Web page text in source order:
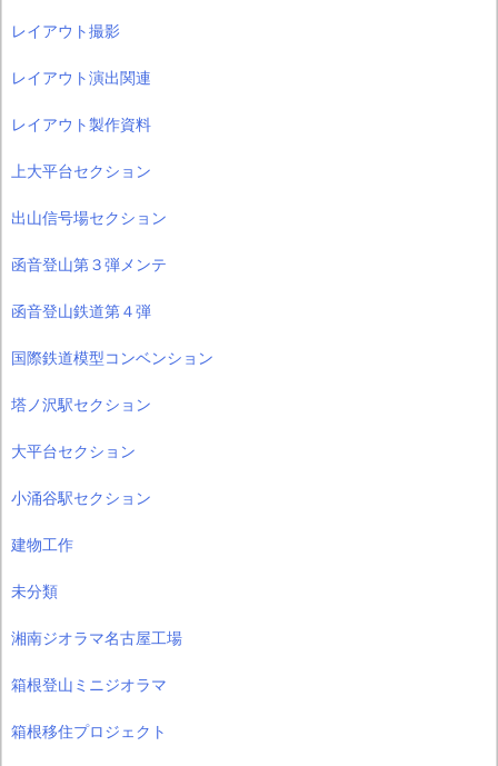
レイアウト撮影
レイアウト演出関連
レイアウト製作資料
上大平台セクション
出山信号場セクション
函音登山第３弾メンテ
函音登山鉄道第４弾
国際鉄道模型コンベンション
塔ノ沢駅セクション
大平台セクション
小涌谷駅セクション
建物工作
未分類
湘南ジオラマ名古屋工場
箱根登山ミニジオラマ
箱根移住プロジェクト